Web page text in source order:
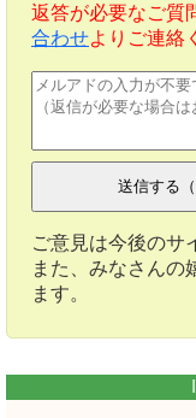
返答が必要なご質
合わせよりご連絡
ご意見は今後のサ
また、みなさんの
ます。